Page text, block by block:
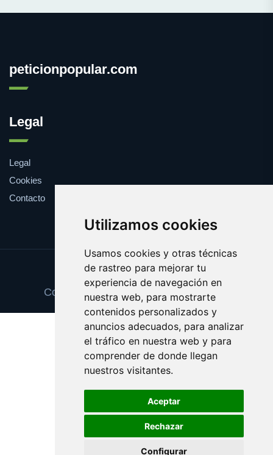
Utilizamos cookies
Usamos cookies y otras técnicas
de rastreo para mejorar tu
experiencia de navegación en
nuestra web, para mostrarte
contenidos personalizados y
anuncios adecuados, para analizar
el tráfico en nuestra web y para
comprender de donde llegan
nuestros visitantes.
Aceptar
Rechazar
Configurar
peticionpopular.com
Legal
Legal
Cookies
Contacto
Update cookies preferences
Copyright © 2025 peticionpopular.com